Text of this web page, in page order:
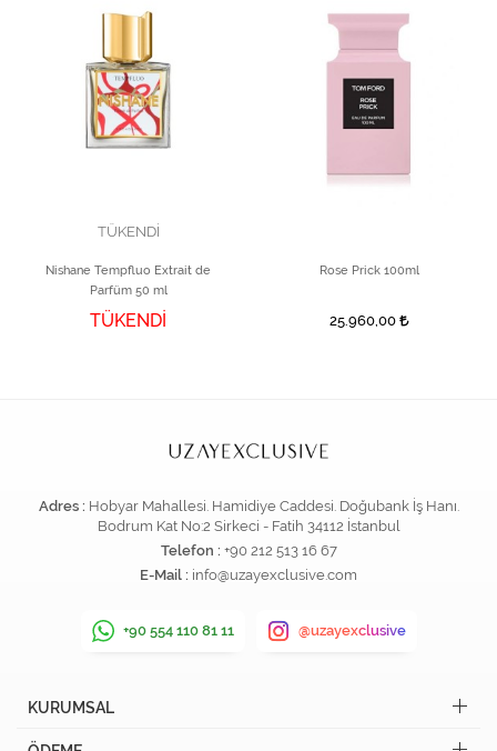
TÜKENDİ
Nishane Tempfluo Extrait de
Parfüm 50 ml
TÜKENDİ
Rose Prick 100ml
25.960,00
Adres : Hobyar Mahallesi. Hamidiye Caddesi. Doğubank İş Hanı.
Bodrum Kat No:2 Sirkeci - Fatih 34112 İstanbul
Telefon : +90 212 513 16 67
E-Mail : info@uzayexclusive.com
+90 554 110 81 11 @uzayexclusive
KURUMSAL